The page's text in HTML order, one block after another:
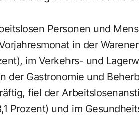
Personen und
in der
im Verkehrs- und
der Gastronomie und
fiel der
Prozent) und im